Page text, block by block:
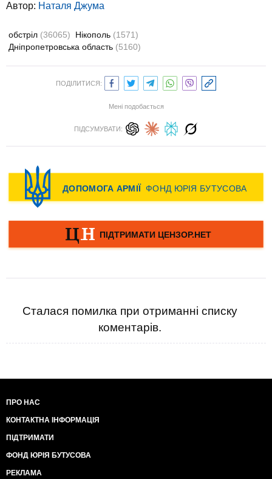
Автор: Наталя Джума
обстріл (36065) Нікополь (1571)
Дніпропетровська область (5160)
ПОДІЛИТИСЯ:
Мені подобається
ПІДСУМУВАТИ:
Сталася помилка при отриманні списку
коментарів.
ПРО НАС
КОНТАКТНА ІНФОРМАЦІЯ
ПІДТРИМАТИ
ФОНД ЮРІЯ БУТУСОВА
РЕКЛАМА